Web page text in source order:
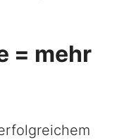
= mehr